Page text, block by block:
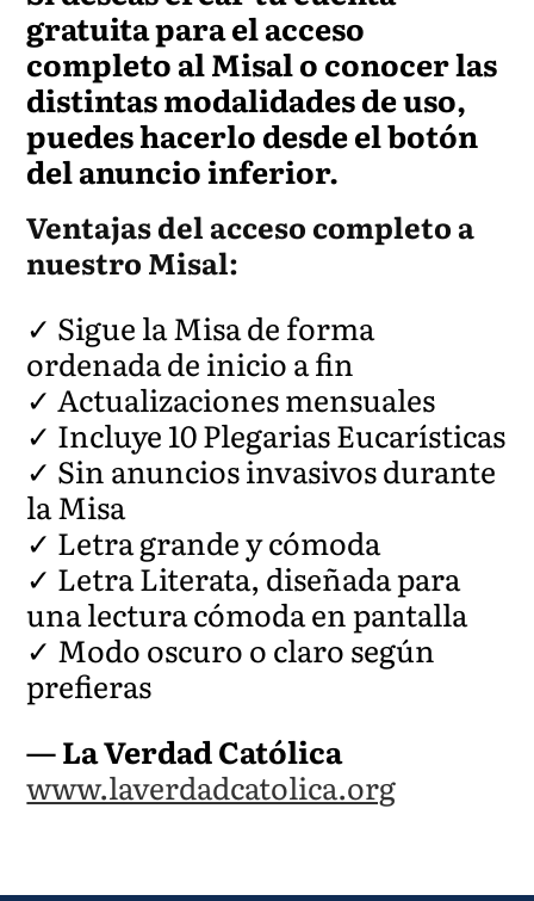
gratuita para el acceso
completo al Misal o conocer las
distintas modalidades de uso,
puedes hacerlo desde el botón
del anuncio inferior.
Ventajas del acceso completo a
nuestro Misal:
✓ Sigue la Misa de forma
ordenada de inicio a fin
✓ Actualizaciones mensuales
✓ Incluye 10 Plegarias Eucarísticas
✓ Sin anuncios invasivos durante
la Misa
✓ Letra grande y cómoda
✓ Letra Literata, diseñada para
una lectura cómoda en pantalla
✓ Modo oscuro o claro según
prefieras
— La Verdad Católica
www.laverdadcatolica.org